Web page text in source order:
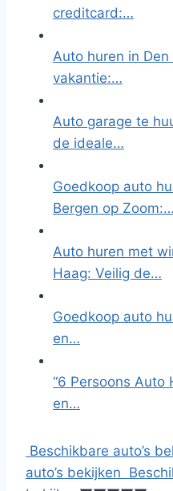
creditcard:…
Auto huren in
vakantie:…
Auto garage te
de ideale…
Goedkoop auto
Bergen op Zoom:…
Auto huren met
Haag: Veilig de…
Goedkoop auto
en…
“6 Persoons Auto
en…
Beschikbare auto’s
auto’s bekijken